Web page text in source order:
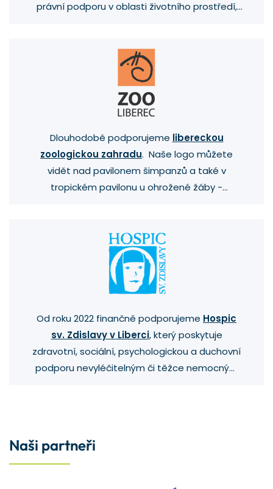
právní podporu v oblasti životního prostředí,
Dlouhodobě podporujeme libereckou
zoologickou zahradu. Naše logo můžete
vidět nad pavilonem šimpanzů a také v
tropickém pavilonu u ohrožené žáby -
Od roku 2022 finančně podporujeme Hospic
sv. Zdislavy v Liberci, který poskytuje
zdravotní, sociální, psychologickou a duchovní
podporu nevyléčitelným či těžce nemocným
Naši partneři